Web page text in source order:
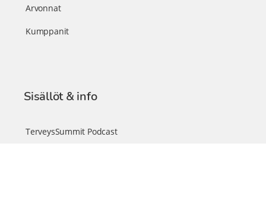
Arvonnat
Kumppanit
Sisällöt & info
TerveysSummit Podcast